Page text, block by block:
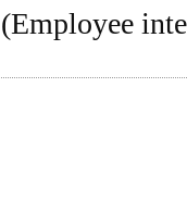
(Employee